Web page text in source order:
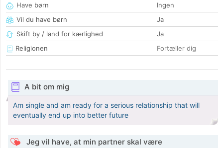
Have børn
Ingen
Vil du have børn
Ja
Skift by / land for kærlighed
Ja
Religionen
Fortæller dig
A bit om mig
Am single and am ready for a serious relationship that will
eventually end up into better future
Jeg vil have, at min partner skal være